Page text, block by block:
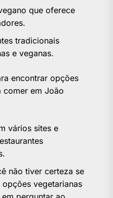
que oferece
tradicionais
e veganas.
encontrar opções
comer em João
vários sites e
não tiver certeza se
vegetarianas